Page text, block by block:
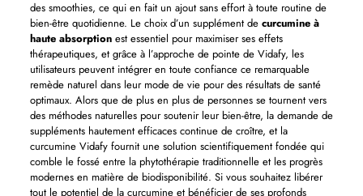
des smoothies, ce qui en fait un ajout sans effort à toute routine de
bien-être quotidienne. Le choix d’un supplément de curcumine à
haute absorptionest essentiel pour maximiser ses effets
thérapeutiques, et grâce à l’approche de pointe de Vidafy, les
utilisateurs peuvent intégrer en toute confiance ce remarquable
remède naturel dans leur mode de vie pour des résultats de santé
optimaux. Alors que de plus en plus de personnes se tournent vers
des méthodes naturelles pour soutenir leur bien-être, la demande de
suppléments hautement efficaces continue de croître, et la
curcumine Vidafy fournit une solution scientifiquement fondée qui
comble le fossé entre la phytothérapie traditionnelle et les progrès
modernes en matière de biodisponibilité. Si vous souhaitez libérer
tout le potentiel de la curcumine et bénéficier de ses profonds